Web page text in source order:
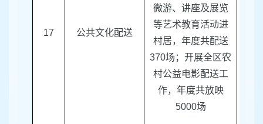
17 公共文化配送
微游、讲座及展览
等艺术教育活动进
村居，年度共配送
370场；开展全区农
村公益电影配送工
作，年度共放映
5000场